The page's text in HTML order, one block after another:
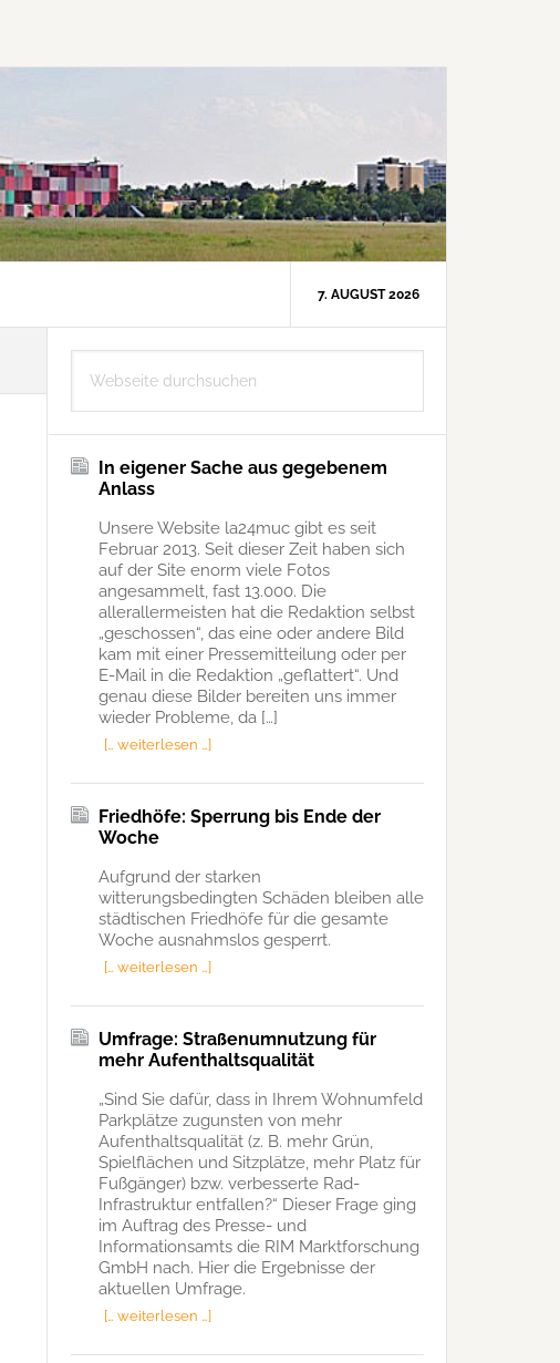
7. AUGUST 2026
Seitenspalte
durchsuchen
In eigener Sache aus gegebenem
Anlass
Unsere Website la24muc gibt es seit
Februar 2013. Seit dieser Zeit haben sich
auf der Site enorm viele Fotos
angesammelt, fast 13.000. Die
allerallermeisten hat die Redaktion selbst
„geschossen“, das eine oder andere Bild
kam mit einer Pressemitteilung oder per
E-Mail in die Redaktion „geflattert“. Und
genau diese Bilder bereiten uns immer
wieder Probleme, da […]
[… weiterlesen …]
Friedhöfe: Sperrung bis Ende der
Woche
Aufgrund der starken
witterungsbedingten Schäden bleiben alle
städtischen Friedhöfe für die gesamte
Woche ausnahmslos gesperrt.
[… weiterlesen …]
Umfrage: Straßenumnutzung für
mehr Aufenthaltsqualität
„Sind Sie dafür, dass in Ihrem Wohnumfeld
Parkplätze zugunsten von mehr
Aufenthaltsqualität (z. B. mehr Grün,
Spielflächen und Sitzplätze, mehr Platz für
Fußgänger) bzw. verbesserte Rad-
Infrastruktur entfallen?“ Dieser Frage ging
im Auftrag des Presse- und
Informationsamts die RIM Marktforschung
GmbH nach. Hier die Ergebnisse der
aktuellen Umfrage.
[… weiterlesen …]